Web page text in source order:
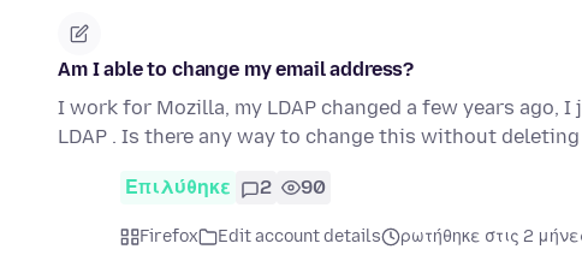
Am I able to change my email address?
I work for Mozilla, my LDAP changed a few years ago,
LDAP . Is there any way to change this without
Επιλύθηκε 2 90
Firefox Edit account details ρωτήθηκε στις 2